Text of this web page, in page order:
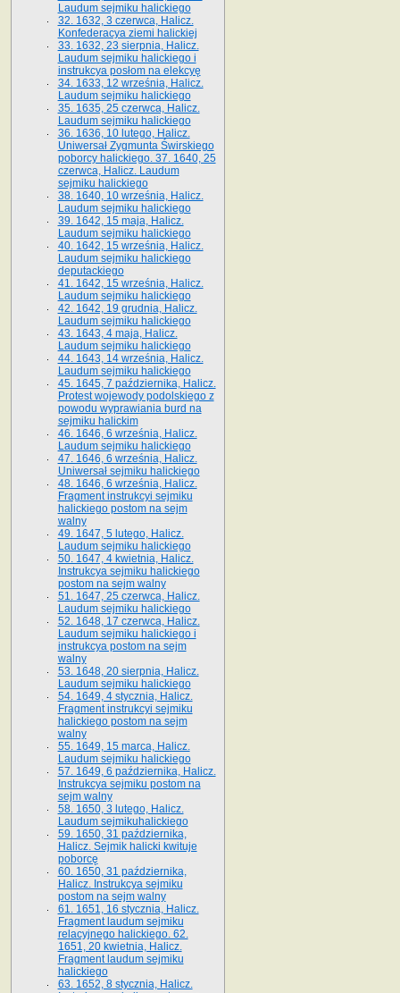
Laudum sejmiku halickiego
32. 1632, 3 czerwca, Halicz.
Konfederacya ziemi halickiej
33. 1632, 23 sierpnia, Halicz.
Laudum sejmiku halickiego i
instrukcya posłom na elekcyę
34. 1633, 12 września, Halicz.
Laudum sejmiku halickiego
35. 1635, 25 czerwca, Halicz.
Laudum sejmiku halickiego
36. 1636, 10 lutego, Halicz.
Uniwersał Zygmunta Świrskiego
poborcy halickiego. 37. 1640, 25
czerwca, Halicz. Laudum
sejmiku halickiego
38. 1640, 10 września, Halicz.
Laudum sejmiku halickiego
39. 1642, 15 maja, Halicz.
Laudum sejmiku halickiego
40. 1642, 15 września, Halicz.
Laudum sejmiku halickiego
deputackiego
41. 1642, 15 września, Halicz.
Laudum sejmiku halickiego
42. 1642, 19 grudnia, Halicz.
Laudum sejmiku halickiego
43. 1643, 4 maja, Halicz.
Laudum sejmiku halickiego
44. 1643, 14 września, Halicz.
Laudum sejmiku halickiego
45. 1645, 7 października, Halicz.
Protest wojewody podolskiego z
powodu wyprawiania burd na
sejmiku halickim
46. 1646, 6 września, Halicz.
Laudum sejmiku halickiego
47. 1646, 6 września, Halicz.
Uniwersał sejmiku halickiego
48. 1646, 6 września, Halicz.
Fragment instrukcyi sejmiku
halickiego postom na sejm
walny
49. 1647, 5 lutego, Halicz.
Laudum sejmiku halickiego
50. 1647, 4 kwietnia, Halicz.
Instrukcya sejmiku halickiego
postom na sejm walny
51. 1647, 25 czerwca, Halicz.
Laudum sejmiku halickiego
52. 1648, 17 czerwca, Halicz.
Laudum sejmiku halickiego i
instrukcya postom na sejm
walny
53. 1648, 20 sierpnia, Halicz.
Laudum sejmiku halickiego
54. 1649, 4 stycznia, Halicz.
Fragment instrukcyi sejmiku
halickiego postom na sejm
walny
55. 1649, 15 marca, Halicz.
Laudum sejmiku halickiego
57. 1649, 6 października, Halicz.
Instrukcya sejmiku postom na
sejm walny
58. 1650, 3 lutego, Halicz.
Laudum sejmikuhalickiego
59. 1650, 31 października,
Halicz. Sejmik halicki kwituje
poborcę
60. 1650, 31 października,
Halicz. Instrukcya sejmiku
postom na sejm walny
61. 1651, 16 stycznia, Halicz.
Fragment laudum sejmiku
relacyjnego halickiego. 62.
1651, 20 kwietnia, Halicz.
Fragment laudum sejmiku
halickiego
63. 1652, 8 stycznia, Halicz.